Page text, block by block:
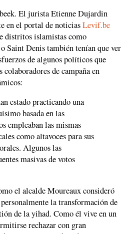
El jurista Etienne Dujardin
en el portal de noticiasLevif.be
distritos islamistas como
Saint Denis también tenían que ver
de algunos políticos que
colaboradores de campaña en
estado practicando una
basada en las
empleaban las mismas
como altavoces para sus
Algunos las
masivas de votos
el alcalde Moureaux consideró
la transformación de
de la yihad. Como él vive en un
rechazar con gran